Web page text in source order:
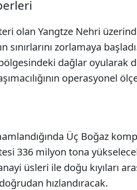
olan Yangtze Nehri
sınırlarını zorlamaya
dağlar oyularak
operasyonel
Üç Boğaz
336 milyon tona
üsleri ile doğu kıyıları
hızlandıracak.